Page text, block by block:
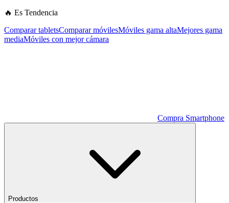
🔥 Es Tendencia
Comparar tabletsComparar móvilesMóviles gama altaMejores gama
mediaMóviles con mejor cámara
Compra Smartphone
Productos